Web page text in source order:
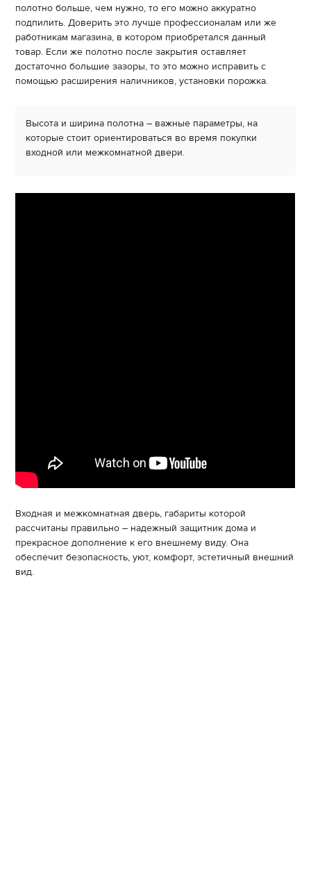
полотно больше, чем нужно, то его можно аккуратно
подпилить. Доверить это лучше профессионалам или же
работникам магазина, в котором приобретался данный
товар. Если же полотно после закрытия оставляет
достаточно большие зазоры, то это можно исправить с
помощью расширения наличников, установки порожка.
Высота и ширина полотна – важные параметры, на
которые стоит ориентироваться во время покупки
входной или межкомнатной двери.
Входная и межкомнатная дверь, габариты которой
рассчитаны правильно – надежный защитник дома и
прекрасное дополнение к его внешнему виду. Она
обеспечит безопасность, уют, комфорт, эстетичный внешний
вид.